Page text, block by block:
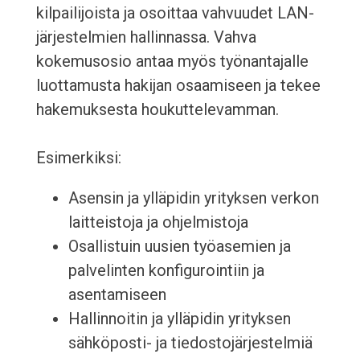
kilpailijoista ja osoittaa vahvuudet LAN-
järjestelmien hallinnassa. Vahva
kokemusosio antaa myös työnantajalle
luottamusta hakijan osaamiseen ja tekee
hakemuksesta houkuttelevamman.
Esimerkiksi:
Asensin ja ylläpidin yrityksen verkon
laitteistoja ja ohjelmistoja
Osallistuin uusien työasemien ja
palvelinten konfigurointiin ja
asentamiseen
Hallinnoitin ja ylläpidin yrityksen
sähköposti- ja tiedostojärjestelmiä